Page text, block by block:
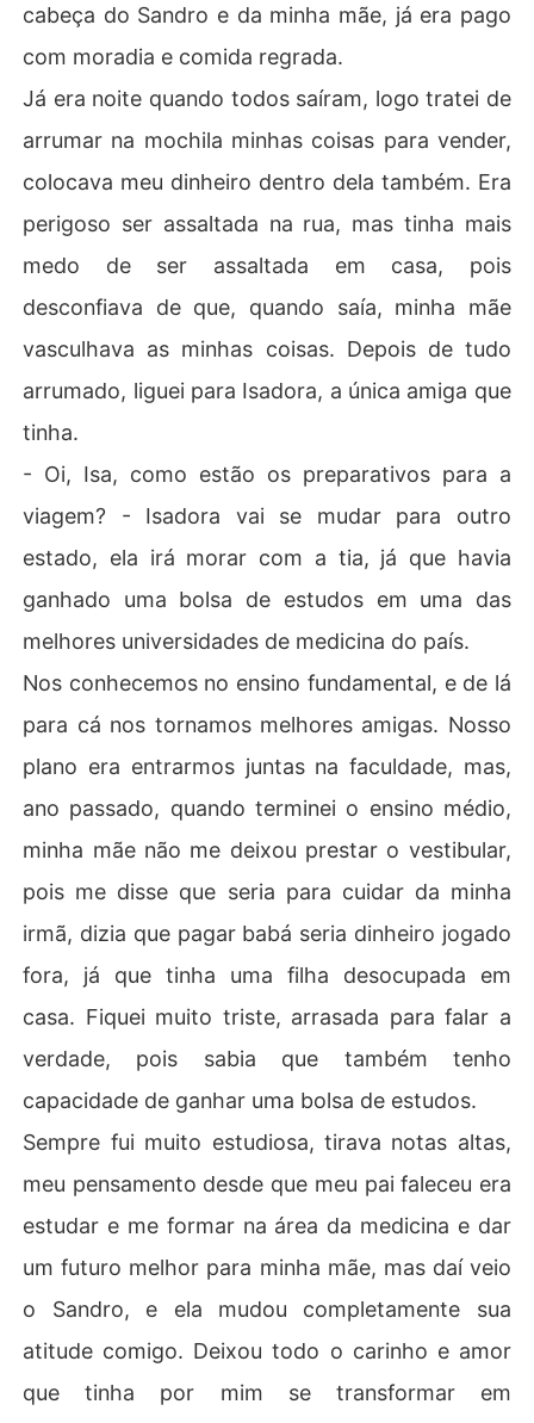
cabeça do Sandro e da minha mãe, já era pago
com moradia e comida regrada.
Já era noite quando todos saíram, logo tratei de
arrumar na mochila minhas coisas para vender,
colocava meu dinheiro dentro dela também. Era
perigoso ser assaltada na rua, mas tinha mais
medo de ser assaltada em casa, pois
desconfiava de que, quando saía, minha mãe
vasculhava as minhas coisas. Depois de tudo
arrumado, liguei para Isadora, a única amiga que
tinha.
- Oi, Isa, como estão os preparativos para a
viagem? - Isadora vai se mudar para outro
estado, ela irá morar com a tia, já que havia
ganhado uma bolsa de estudos em uma das
melhores universidades de medicina do país.
Nos conhecemos no ensino fundamental, e de lá
para cá nos tornamos melhores amigas. Nosso
plano era entrarmos juntas na faculdade, mas,
ano passado, quando terminei o ensino médio,
minha mãe não me deixou prestar o vestibular,
pois me disse que seria para cuidar da minha
irmã, dizia que pagar babá seria dinheiro jogado
fora, já que tinha uma filha desocupada em
casa. Fiquei muito triste, arrasada para falar a
verdade, pois sabia que também tenho
capacidade de ganhar uma bolsa de estudos.
Sempre fui muito estudiosa, tirava notas altas,
meu pensamento desde que meu pai faleceu era
estudar e me formar na área da medicina e dar
um futuro melhor para minha mãe, mas daí veio
o Sandro, e ela mudou completamente sua
atitude comigo. Deixou todo o carinho e amor
que tinha por mim se transformar em